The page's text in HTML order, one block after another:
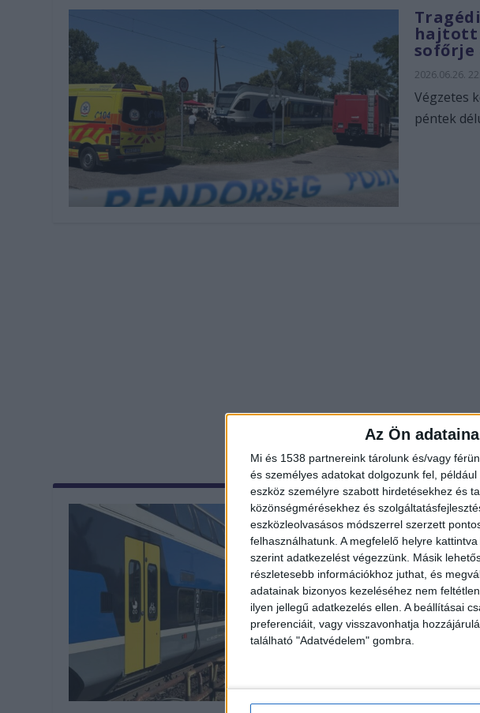
Az Ön
Mi és 1538 partnereink tárolunk és/vagy
és személyes adatokat dolgozunk fel,
eszköz személyre szabott hirdetésekhez és
közönségmérésekhez és
eszközleolvasásos módszerrel szerzett
felhasználhatunk. A megfelelő helyre
szerint adatkezelést végezzünk. Másik
részletesebb információkhoz juthat, és
adatainak bizonyos kezeléséhez nem
ilyen jellegű adatkezelés ellen. A beállításai
preferenciáit, vagy visszavonhatja
található "Adatvédelem" gombra.
hajtott
sofőrje
2026.06.26.
Végzetes
péntek
Újabb
váci
2026.05.30.
A Vácról
vonat